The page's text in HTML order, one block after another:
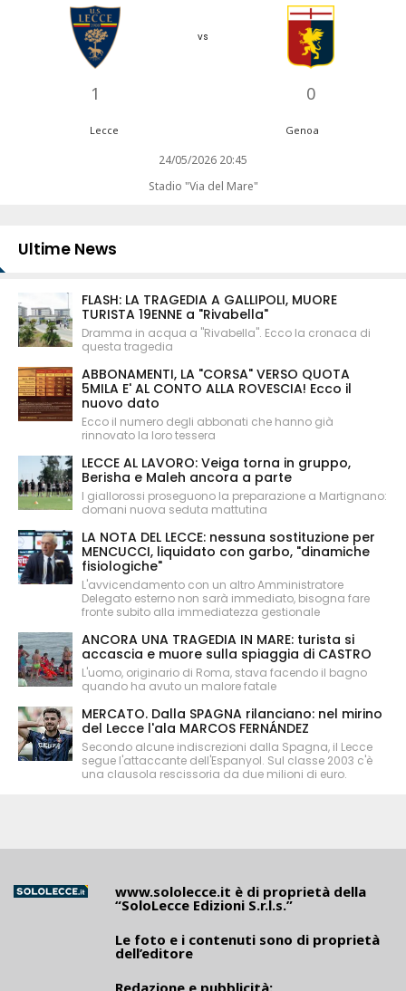
1
vs
0
Lecce Genoa
24/05/2026 20:45
Stadio "Via del Mare"
Ultime News
FLASH: LA TRAGEDIA A GALLIPOLI, MUORE
TURISTA 19ENNE a "Rivabella"
Dramma in acqua a "Rivabella". Ecco la cronaca di
questa tragedia
ABBONAMENTI, LA "CORSA" VERSO QUOTA
5MILA E' AL CONTO ALLA ROVESCIA! Ecco il
nuovo dato
Ecco il numero degli abbonati che hanno già
rinnovato la loro tessera
LECCE AL LAVORO: Veiga torna in gruppo,
Berisha e Maleh ancora a parte
I giallorossi proseguono la preparazione a Martignano:
domani nuova seduta mattutina
LA NOTA DEL LECCE: nessuna sostituzione per
MENCUCCI, liquidato con garbo, "dinamiche
fisiologiche"
L'avvicendamento con un altro Amministratore
Delegato esterno non sarà immediato, bisogna fare
fronte subito alla immediatezza gestionale
ANCORA UNA TRAGEDIA IN MARE: turista si
accascia e muore sulla spiaggia di CASTRO
L'uomo, originario di Roma, stava facendo il bagno
quando ha avuto un malore fatale
MERCATO. Dalla SPAGNA rilanciano: nel mirino
del Lecce l'ala MARCOS FERNÁNDEZ
Secondo alcune indiscrezioni dalla Spagna, il Lecce
segue l'attaccante dell'Espanyol. Sul classe 2003 c'è
una clausola rescissoria da due milioni di euro.
www.sololecce.it è di proprietà della
“SoloLecce Edizioni S.r.l.s.”
Le foto e i contenuti sono di proprietà
dell’editore
Redazione e pubblicità: